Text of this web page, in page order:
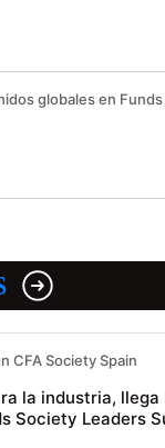
globales en
CFA Society Spain
la industria,
Society Leaders